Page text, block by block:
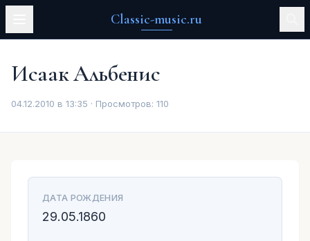
Classic-music.ru
Исаак Альбенис
04.12.2010 в 13:35 · Просмотров: 110
ДАТА РОЖДЕНИЯ
29.05.1860